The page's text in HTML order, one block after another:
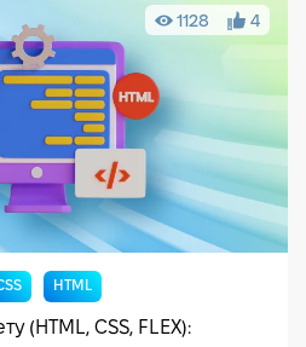
1128 4
HTML
(HTML, CSS, FLEX):